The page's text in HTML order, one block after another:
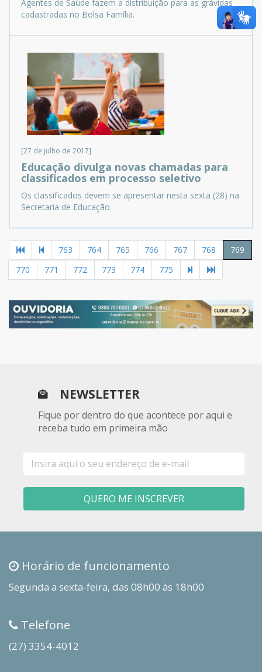
Agentes de Saúde fazem a distribuição para as grávidas
cadastradas no Bolsa Família.
[27 de julho de 2017]
Educação divulga novas chamadas para
classificados em processo seletivo
Os classificados devem se apresentar nesta sexta (28) na
Secretaria de Educação.
763 764 765 766 767 768
769
770
771 772 773 774 775
NEWSLETTER
Fique por dentro do que acontece por aqui e
receba tudo em primeira mão
mail
QUERO ME INSCREVER
Horário de funcionamento
Segunda a sexta-feira, das 08h00 às 18h00
Telefone
(27) 3354-4012